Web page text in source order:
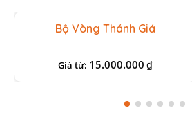
Bộ Vòng Thánh Giá
Giá từ: 15.000.000 ₫